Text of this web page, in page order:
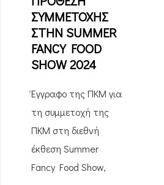
ΣΥΜΜΕΤΟΧΗΣ
ΣΤΗΝ SUMMER
FANCY FOOD
SHOW 2024
Έγγραφο της ΠΚΜ για
τη συμμετοχή της
ΠΚΜ στη διεθνή
έκθεση Summer
Fancy Food Show,